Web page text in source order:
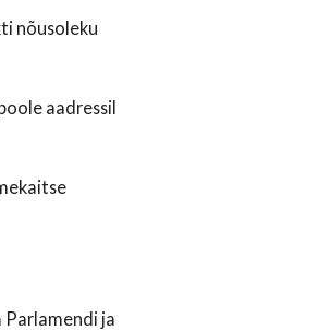
nõusoleku
aadressil
Parlamendi ja